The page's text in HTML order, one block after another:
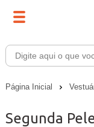
Página Inicial
Segunda